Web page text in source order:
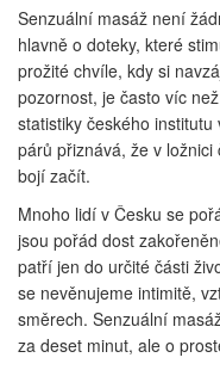
Senzuální masáž není
hlavně o doteky, které
prožité chvíle, kdy si
pozornost, je často víc
statistiky českého
párů přiznává, že v ložnici
bojí začít.
Mnoho lidí v Česku se
jsou pořád dost
patří jen do určité části
se nevěnujeme intimitě,
směrech. Senzuální
za deset minut, ale o